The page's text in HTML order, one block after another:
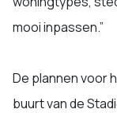
mooi inpassen.”
De plannen voor
buurt van de